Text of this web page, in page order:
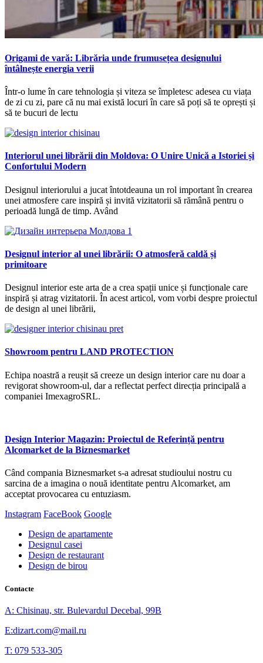
Origami de vară: Librăria unde frumusețea designului
întâlnește energia verii
Într-o lume în care tehnologia și viteza se împletesc adesea cu viața
de zi cu zi, pare că nu mai există locuri în care să poți să te oprești și
să te bucuri de lectu
Interiorul unei librării din Moldova: O Unire Unică a Istoriei și
Confortului Modern
Designul interiorului a jucat întotdeauna un rol important în crearea
unei atmosfere care inspiră și invită vizitatorii să rămână pentru o
perioadă lungă de timp. Având
Designul interior al unei librării: O atmosferă caldă și
primitoare
Designul interior este arta de a crea spații unice și funcționale care
inspiră și atrag vizitatorii. În acest articol, vom vorbi despre proiectul
de design al unei librării,
Showroom pentru LAND PROTECTION
Echipa noastră a reușit să creeze un design interior care nu doar a
revigorat showroom-ul, dar a reflectat perfect direcția principală a
companiei ImexagroSRL.
Design Interior Magazin: Proiectul de Referință pentru
Alcomarket de la Biznesmarket
Când compania Biznesmarket s-a adresat studioului nostru cu
sarcina de a imagina o nouă identitate pentru Alcomarket, am
acceptat provocarea cu entuziasm.
Instagram FaceBook Google
Design de apartamente
Designul casei
Design de restaurant
Design de birou
Contacte
A: Chisinau, str. Bulevardul Decebal, 99B
E:dizart.com@mail.ru
T: 079 533-305